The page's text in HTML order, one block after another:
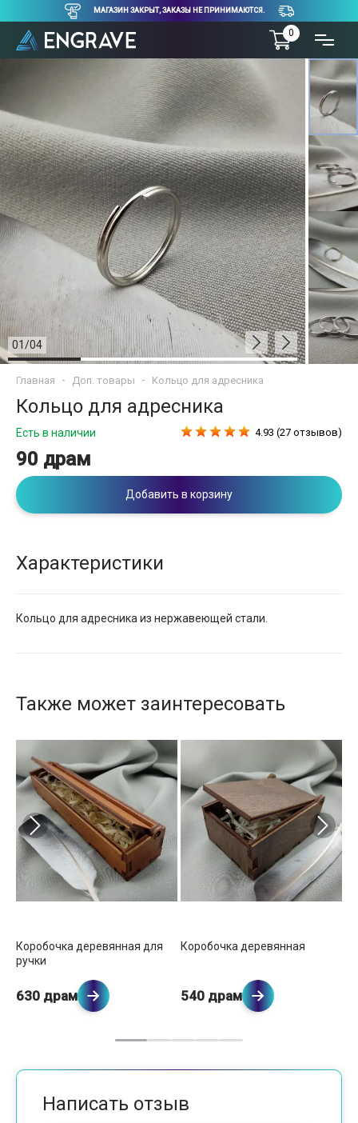
МАГАЗИН ЗАКРЫТ, ЗАКАЗЫ НЕ ПРИНИМАЮТСЯ.
0
01/04
Главная Доп. товары Кольцо для адресника
Кольцо для адресника
Есть в наличии
90 драм
4.93 (27 отзывов)
Добавить в корзину
Характеристики
Кольцо для адресника из нержавеющей стали.
Также может заинтересовать
Коробочка деревянная для
ручки
630 драм
Коробочка деревянная
540 драм
Написать отзыв